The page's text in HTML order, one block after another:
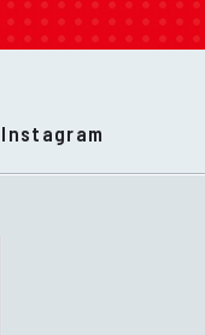
Instagram